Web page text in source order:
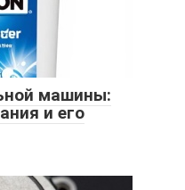
машины:
и его